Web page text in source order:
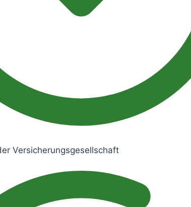
Versicherungsgesellschaft